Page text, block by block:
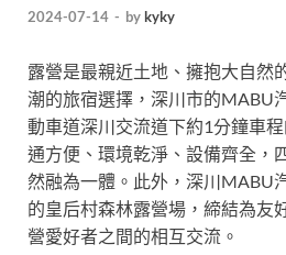
2024-07-14 - bykyky
露營是最親近土地、擁抱大自然
潮的旅宿選擇，深川市的MABU
動車道深川交流道下約1分鐘車
通方便、環境乾淨、設備齊全，
然融為一體。此外，深川MABU
的皇后村森林露營場，締結為友
營愛好者之間的相互交流。